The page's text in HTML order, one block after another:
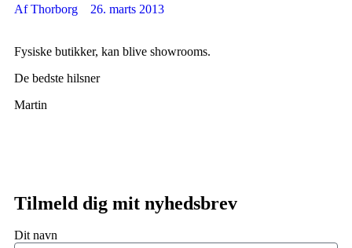
AfThorborg 26. marts 2013
Fysiske butikker, kan blive showrooms.
De bedste hilsner
Martin
Tilmeld dig mit nyhedsbrev
Dit navn